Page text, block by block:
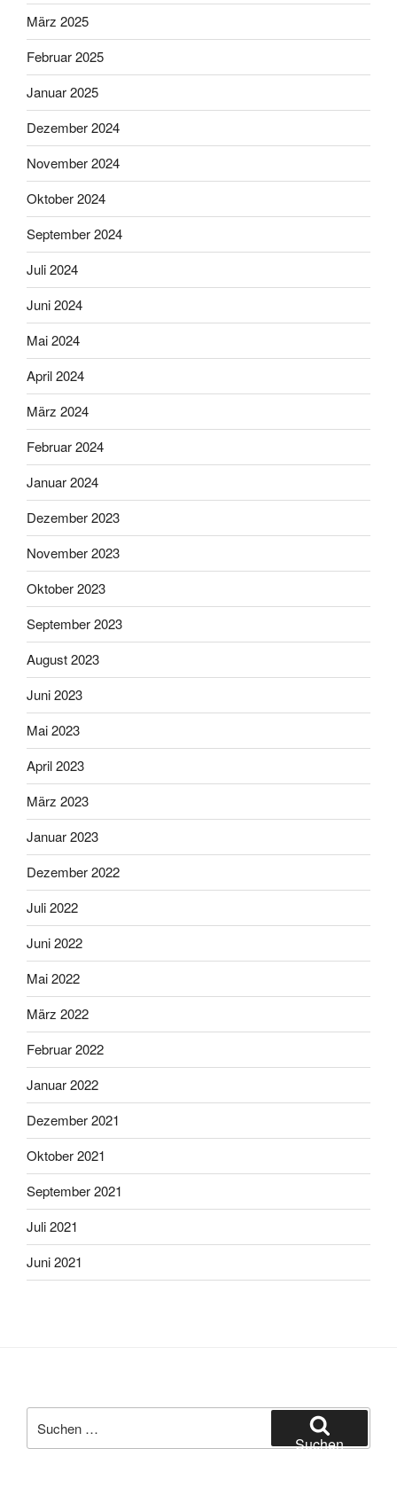
März 2025
Februar 2025
Januar 2025
Dezember 2024
November 2024
Oktober 2024
September 2024
Juli 2024
Juni 2024
Mai 2024
April 2024
März 2024
Februar 2024
Januar 2024
Dezember 2023
November 2023
Oktober 2023
September 2023
August 2023
Juni 2023
Mai 2023
April 2023
März 2023
Januar 2023
Dezember 2022
Juli 2022
Juni 2022
Mai 2022
März 2022
Februar 2022
Januar 2022
Dezember 2021
Oktober 2021
September 2021
Juli 2021
Juni 2021
nach:
Suchen